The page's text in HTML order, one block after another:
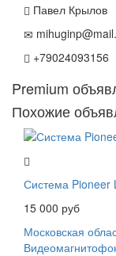
Павел Крылов
+79024093156
Premium
Похожие
Система Pioneer
15 000 руб
Московская